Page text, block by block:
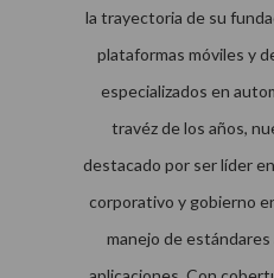
la trayectoria de su
plataformas móviles y
especializados en
travéz de los años,
destacado por ser líder
corporativo y gobierno
manejo de